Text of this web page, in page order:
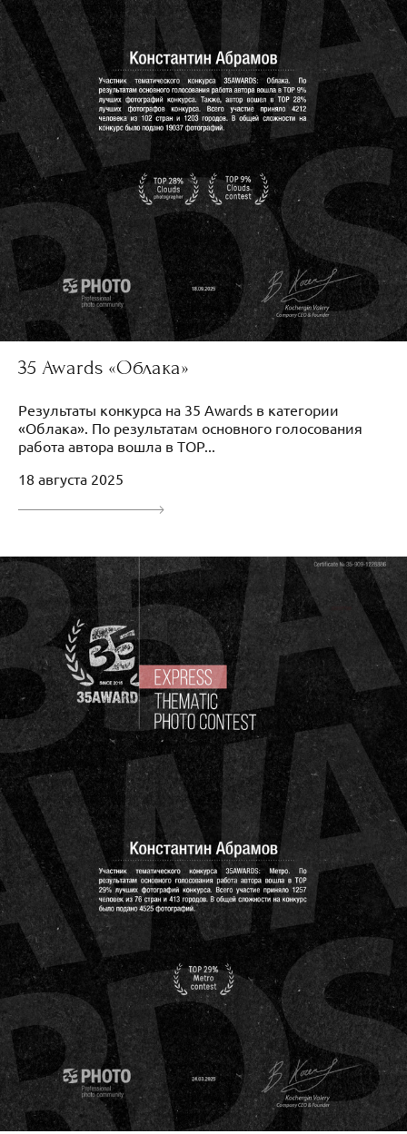
35 Awards «Облака»
Результаты конкурса на 35 Awards в категории
«Облака». По результатам основного голосования
работа автора вошла в TOP...
18 августа 2025